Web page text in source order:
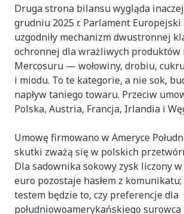
Druga strona bilansu wygląda
grudniu 2025 r. Parlament Europejski
uzgodniły mechanizm dwustronnej
ochronnej dla wrażliwych produktów
Mercosuru — wołowiny, drobiu,
i miodu. To te kategorie, a nie sok,
napływ taniego towaru. Przeciw
Polska, Austria, Francja, Irlandia i
Umowę firmowano w Ameryce
skutki zważą się w polskich
Dla sadownika sokowy zysk liczony
euro pozostaje hasłem z
testem będzie to, czy preferencje dla
południowoamerykańskiego